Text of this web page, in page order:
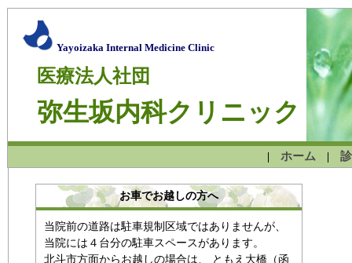
Yayoizaka Internal Medicine Clinic
医療法人社団
弥生坂内科クリニック
ホーム
お車でお越しの方へ
当院前の道路は駐車規制区域ではありませんが、
当院には４台分の駐車スペースがあります。
北斗市方面からお越しの場合は、 ともえ大橋（函